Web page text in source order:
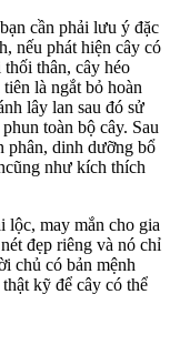
cần phải lưu ý đặc
nếu phát hiện cây có
thân, cây héo
là ngắt bỏ hoàn
lây lan sau đó sử
toàn bộ cây. Sau
phân, dinh dưỡng bổ
như kích thích
lộc, may mắn cho gia
đẹp riêng và nó chỉ
chủ có bản mệnh
kỹ để cây có thể